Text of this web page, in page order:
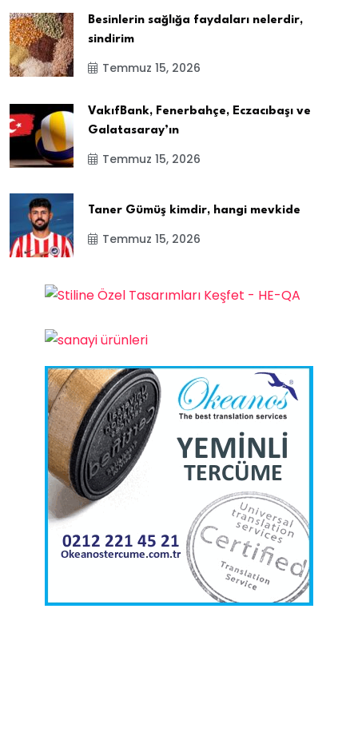
Besinlerin sağlığa faydaları nelerdir,
sindirim
Temmuz 15, 2026
VakıfBank, Fenerbahçe, Eczacıbaşı ve
Galatasaray’ın
Temmuz 15, 2026
Taner Gümüş kimdir, hangi mevkide
Temmuz 15, 2026